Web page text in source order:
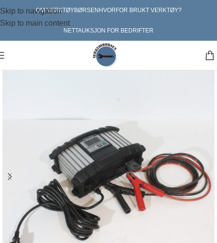
Skip to navigation
Skip to main content
OM VERKTØYBØRSEN HVORFOR BRUKT VERKTØY?
NETTAUKSJON FOR BEDRIFTER